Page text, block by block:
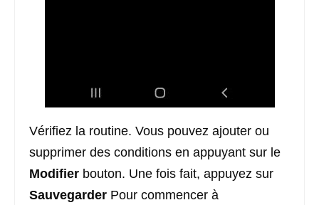
Vérifiez la routine. Vous pouvez ajouter ou
supprimer des conditions en appuyant sur le
Modifier bouton. Une fois fait, appuyez sur
Sauvegarder Pour commencer à